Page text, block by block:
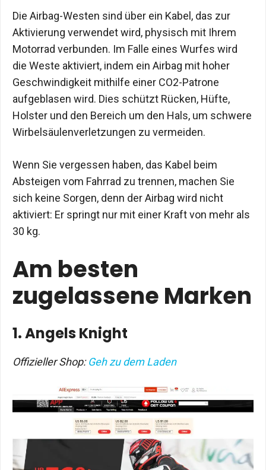
Die Airbag-Westen sind über ein Kabel, das zur
Aktivierung verwendet wird, physisch mit Ihrem
Motorrad verbunden. Im Falle eines Wurfes wird
die Weste aktiviert, indem ein Airbag mit hoher
Geschwindigkeit mithilfe einer CO2-Patrone
aufgeblasen wird. Dies schützt Rücken, Hüfte,
Holster und den Bereich um den Hals, um schwere
Wirbelsäulenverletzungen zu vermeiden.
Wenn Sie vergessen haben, das Kabel beim
Absteigen vom Fahrrad zu trennen, machen Sie
sich keine Sorgen, denn der Airbag wird nicht
aktiviert: Er springt nur mit einer Kraft von mehr als
30 kg.
Am besten
zugelassene Marken
1. Angels Knight
Offizieller Shop:Geh zu dem Laden